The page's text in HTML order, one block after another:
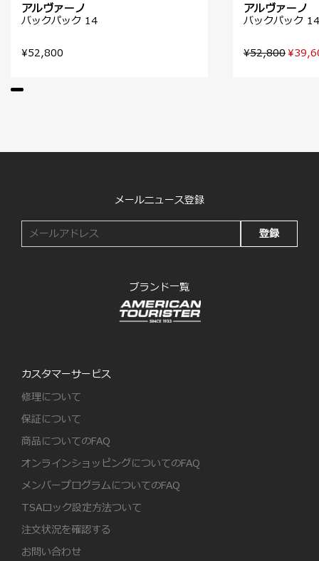
アルヴァーノ
バックパック 14
¥52,800
アルヴァーノ
バックパック 14
¥52,800
メールニュース登録
登録
ブランド一覧
カスタマーサービス
修理について
保証について
商品についてのFAQ
オンラインショッピングについてのFAQ
メンバープログラムについてのFAQ
TSAロック設定方法ついて
注文状況を確認する
お問い合わせ